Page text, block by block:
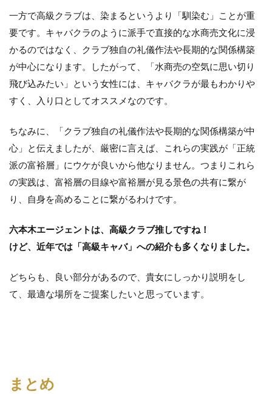
一方で高級クラブは、染まるというより「馴染む」ことが重
要です。キャバクラのように派手で直接的な水商売文化に浸
かるのではなく、クラブ独自の礼儀作法や長期的な関係構築
が中心になります。したがって、「水商売の空気に思い切り
飛び込みたい」という女性には、キャバクラが最もわかりや
すく、入り口としてオススメなのです。
ちなみに、「クラブ独自の礼儀作法や長期的な関係構築が中
心」と伝えましたが、厳密に言えば、これらの実践が「正統
派の富裕層」にウケが良いから他なりません。つまりこれら
の実践は、富裕層の目線や富裕層が見る景色の共有に繋が
り、自身を高めることに繋がるわけです。
六本木エージェントは、高級クラブ推しですね！
けど、近年では「高級キャバ」への紹介も多くなりました。
どちらも、良い部分があるので、貴女にしっかり説明をし
て、最適な場所をご提案したいと思っています。
まとめ